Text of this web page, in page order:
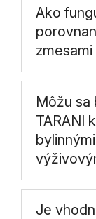
Ako
Môžu sa
TARANI
Je